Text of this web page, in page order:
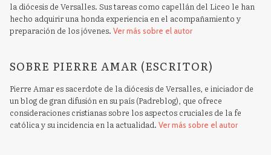
la diócesis de Versalles. Sus tareas como capellán del Liceo le han
hecho adquirir una honda experiencia en el acompañamiento y
preparación de los jóvenes. Ver más sobre el autor
SOBRE PIERRE AMAR (ESCRITOR)
Pierre Amar es sacerdote de la diócesis de Versalles, e iniciador de
un blog de gran difusión en su país (Padreblog), que ofrece
consideraciones cristianas sobre los aspectos cruciales de la fe
católica y su incidencia en la actualidad. Ver más sobre el autor